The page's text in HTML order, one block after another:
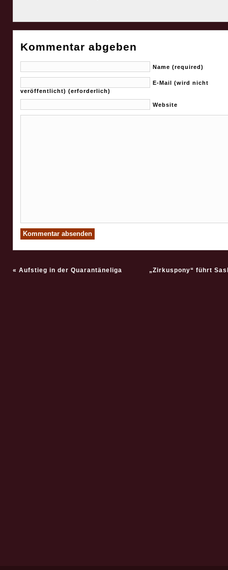
Kommentar abgeben
Name (required)
E-Mail (wird nicht
veröffentlicht) (erforderlich)
Website
« Aufstieg in der Quarantäneliga „Zirkuspony“ führt